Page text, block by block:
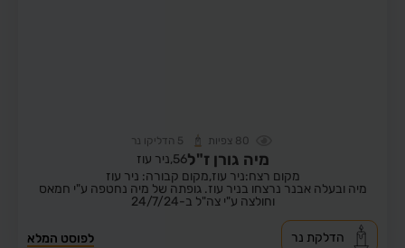
80 צפיות 5 הדליקו נר
מיה גורן ז"ל56, ניר עוז
מקום רצח:ניר עוז,מקום קבורה: ניר עוז
מיה ובעלה אבנר נרצחו בניר עוז. גופתה של מיה נחטפה ע"י חמאס
וחולצה ע"י צה"ל ב-24/7/24
לפוסט המלא הדלקת נר